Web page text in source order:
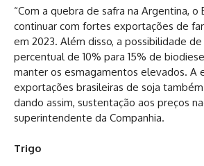
“Com a quebra de safra na Argentina, o
continuar com fortes exportações de
em 2023. Além disso, a possibilidade
percentual de 10% para 15% de
manter os esmagamentos elevados. A
exportações brasileiras de soja
dando assim, sustentação aos preços
superintendente da Companhia.
Trigo